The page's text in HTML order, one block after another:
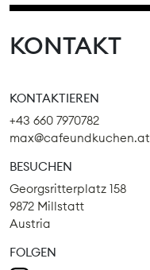
KONTAKT
KONTAKTIEREN
+43 660 7970782
max@cafeundkuchen.at
BESUCHEN
Georgsritterplatz 158
9872 Millstatt
Austria
FOLGEN